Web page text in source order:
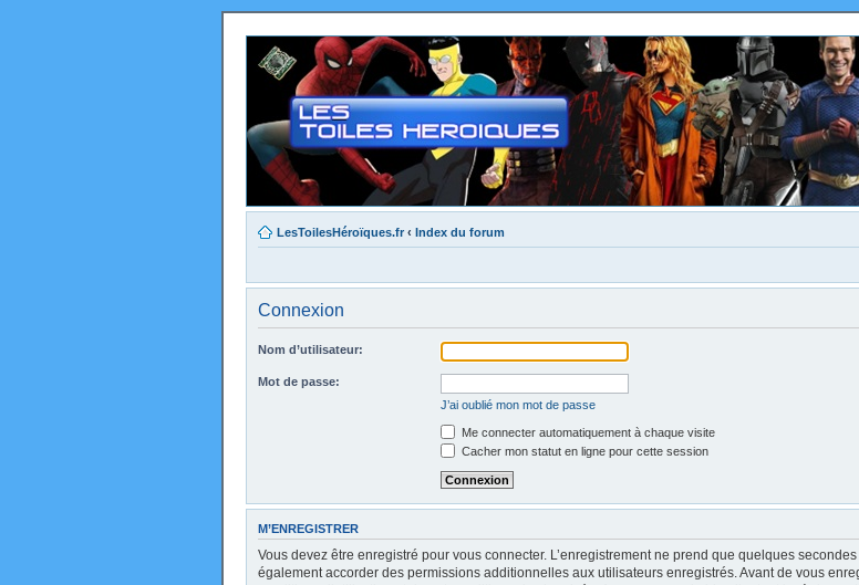
LesToilesHéroïques.fr ‹ Index du forum
Connexion
Nom d’utilisateur:
Mot de passe:
J’ai oublié mon mot de passe
Me connecter automatiquement à chaque visite
Cacher mon statut en ligne pour cette session
M’ENREGISTRER
Vous devez être enregistré pour vous connecter. L’enregistrement ne prend que quelques
également accorder des permissions additionnelles aux utilisateurs enregistrés. Avant de vous